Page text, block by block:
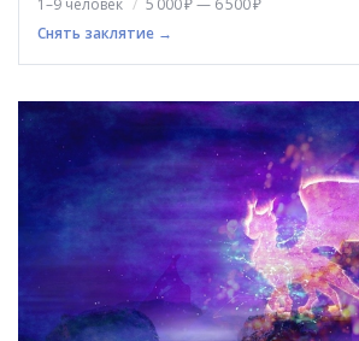
1–9 человек
5 000 ₽ — 6 500 ₽
Снять заклятие →